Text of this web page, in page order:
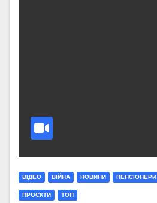
ВІДЕО ВІЙНА НОВИНИ ПЕНСІОНЕРИ
ПРОЄКТИ ТОП